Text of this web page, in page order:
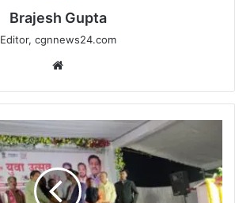
Brajesh Gupta
Editor, cgnnews24.com